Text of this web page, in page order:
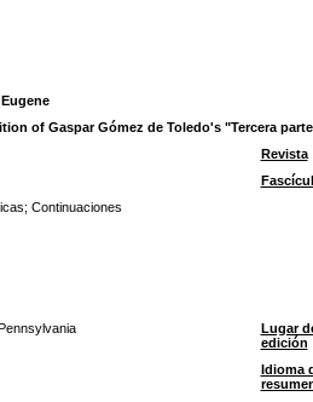
of Gaspar Gómez de Toledo's "Tercera
Revista
; Continuaciones
Lugar
edición
Idioma